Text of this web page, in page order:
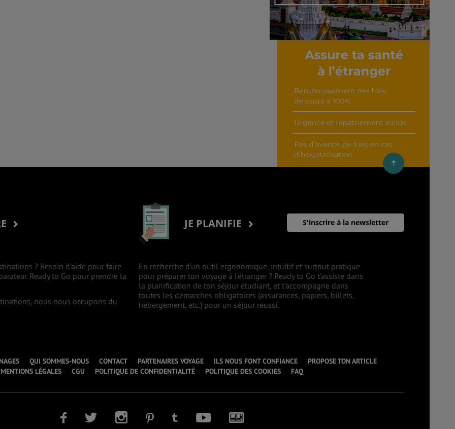
Découvrir cet interview
S'inscrire à la newsletter
? Besoin d’aide pour faire
Ready to Go pour prendre la
nous nous occupons du
JE PLANIFIE
En recherche d’un outil ergonomique, intuitif et surtout pratique
pour préparer ton voyage à l’étranger ? Ready to Go t’assiste dans
la planification de ton séjour étudiant, et t’accompagne dans
toutes les démarches obligatoires (assurances, papiers, billets,
hébergement, etc.) pour un séjour réussi.
QUI SOMMES-NOUS CONTACT PARTENAIRES VOYAGE ILS NOUS FONT CONFIANCE
PROPOSE TON ARTICLE
MENTIONS LÉGALES
CGU POLITIQUE DE CONFIDENTIALITÉ POLITIQUE DES COOKIES FAQ